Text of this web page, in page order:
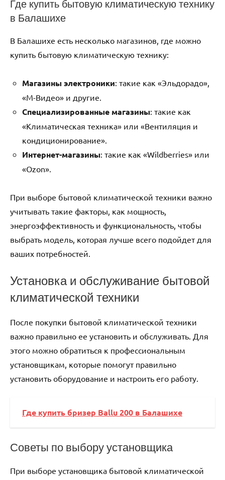
Где купить бытовую климатическую технику
в Балашихе
В Балашихе есть несколько магазинов, где можно
купить бытовую климатическую технику:
Магазины электроники: такие как «Эльдорадо»,
«М-Видео» и другие.
Специализированные магазины: такие как
«Климатическая техника» или «Вентиляция и
кондиционирование».
Интернет-магазины: такие как «Wildberries» или
«Ozon».
При выборе бытовой климатической техники важно
учитывать такие факторы, как мощность,
энергоэффективность и функциональность, чтобы
выбрать модель, которая лучше всего подойдет для
ваших потребностей.
Установка и обслуживание бытовой
климатической техники
После покупки бытовой климатической техники
важно правильно ее установить и обслуживать. Для
этого можно обратиться к профессиональным
установщикам, которые помогут правильно
установить оборудование и настроить его работу.
Где купить бризер Ballu 200 в Балашихе
Советы по выбору установщика
При выборе установщика бытовой климатической